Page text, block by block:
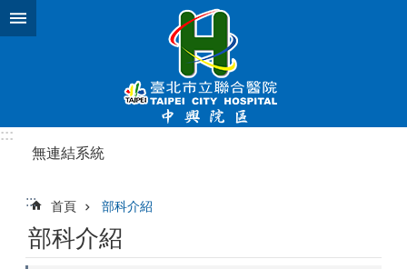
跳到主要內容區塊
:::
無連結系統
::: 首頁 部科介紹
部科介紹